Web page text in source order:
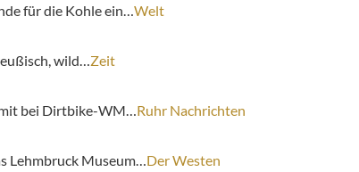
für die Kohle ein… Welt
wild… Zeit
bei Dirtbike-WM… Ruhr Nachrichten
Lehmbruck Museum… Der Westen